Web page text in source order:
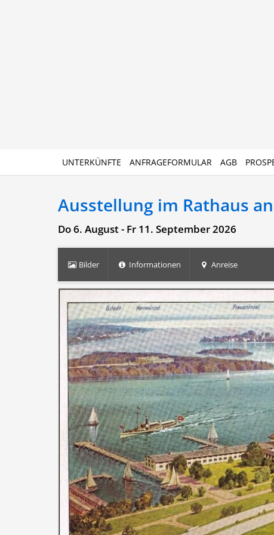
UNTERKÜNFTE ANFRAGEFORMULAR AGB
Ausstellung im Rathaus
Do 6. August - Fr 11. September 2026
Bilder Informationen Anreise